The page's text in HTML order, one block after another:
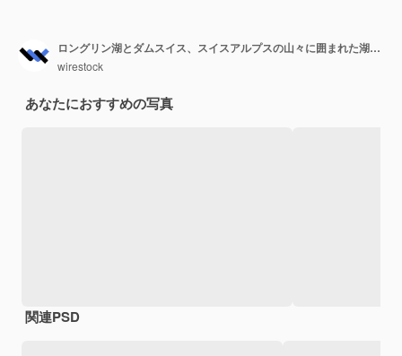
ロングリン湖とダムスイス、スイスアルプスの山々に囲まれた湖の美しい景色
wirestock
あなたにおすすめの写真
関連PSD